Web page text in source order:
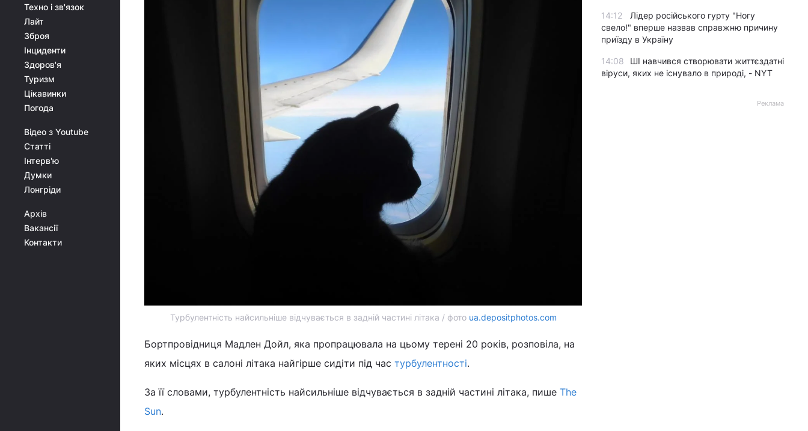
Техно і зв'язок
Лайт
Зброя
Інциденти
Здоров'я
Туризм
Цікавинки
Погода
Відео з Youtube
Статті
Інтерв'ю
Думки
Лонгріди
Архів
Вакансії
Контакти
Турбулентність найсильніше відчувається в задній частині літака / фото ua.depositphotos.com
Бортпровідниця Мадлен Дойл, яка пропрацювала на цьому терені 20 років, розповіла, на
яких місцях в салоні літака найгірше сидіти під час турбулентності.
За її словами, турбулентність найсильніше відчувається в задній частині літака, пише The
Sun.
14:12
Лідер російського гурту "Ногу
свело!" вперше назвав справжню причину
приїзду в Україну
14:08
ШІ навчився створювати життєздатні
віруси, яких не існувало в природі, - NYT
Реклама